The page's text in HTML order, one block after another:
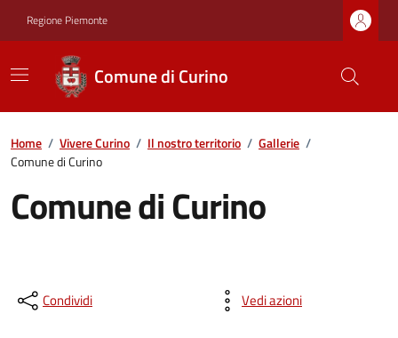
Regione Piemonte
Comune di Curino
Home / Vivere Curino / Il nostro territorio / Gallerie /
Comune di Curino
Comune di Curino
Condividi Vedi azioni